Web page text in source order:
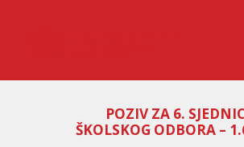
POZIV ZA 6.
ŠKOLSKOG ODBORA –